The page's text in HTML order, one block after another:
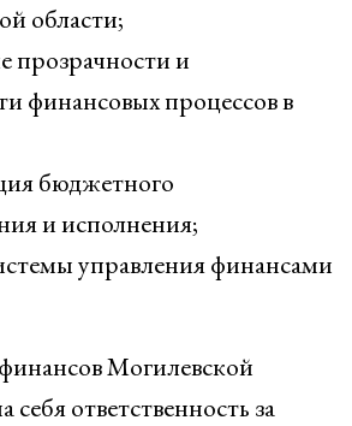
области;
и
финансовых процессов в
бюджетного
и исполнения;
управления финансами
Могилевской
себя ответственность за